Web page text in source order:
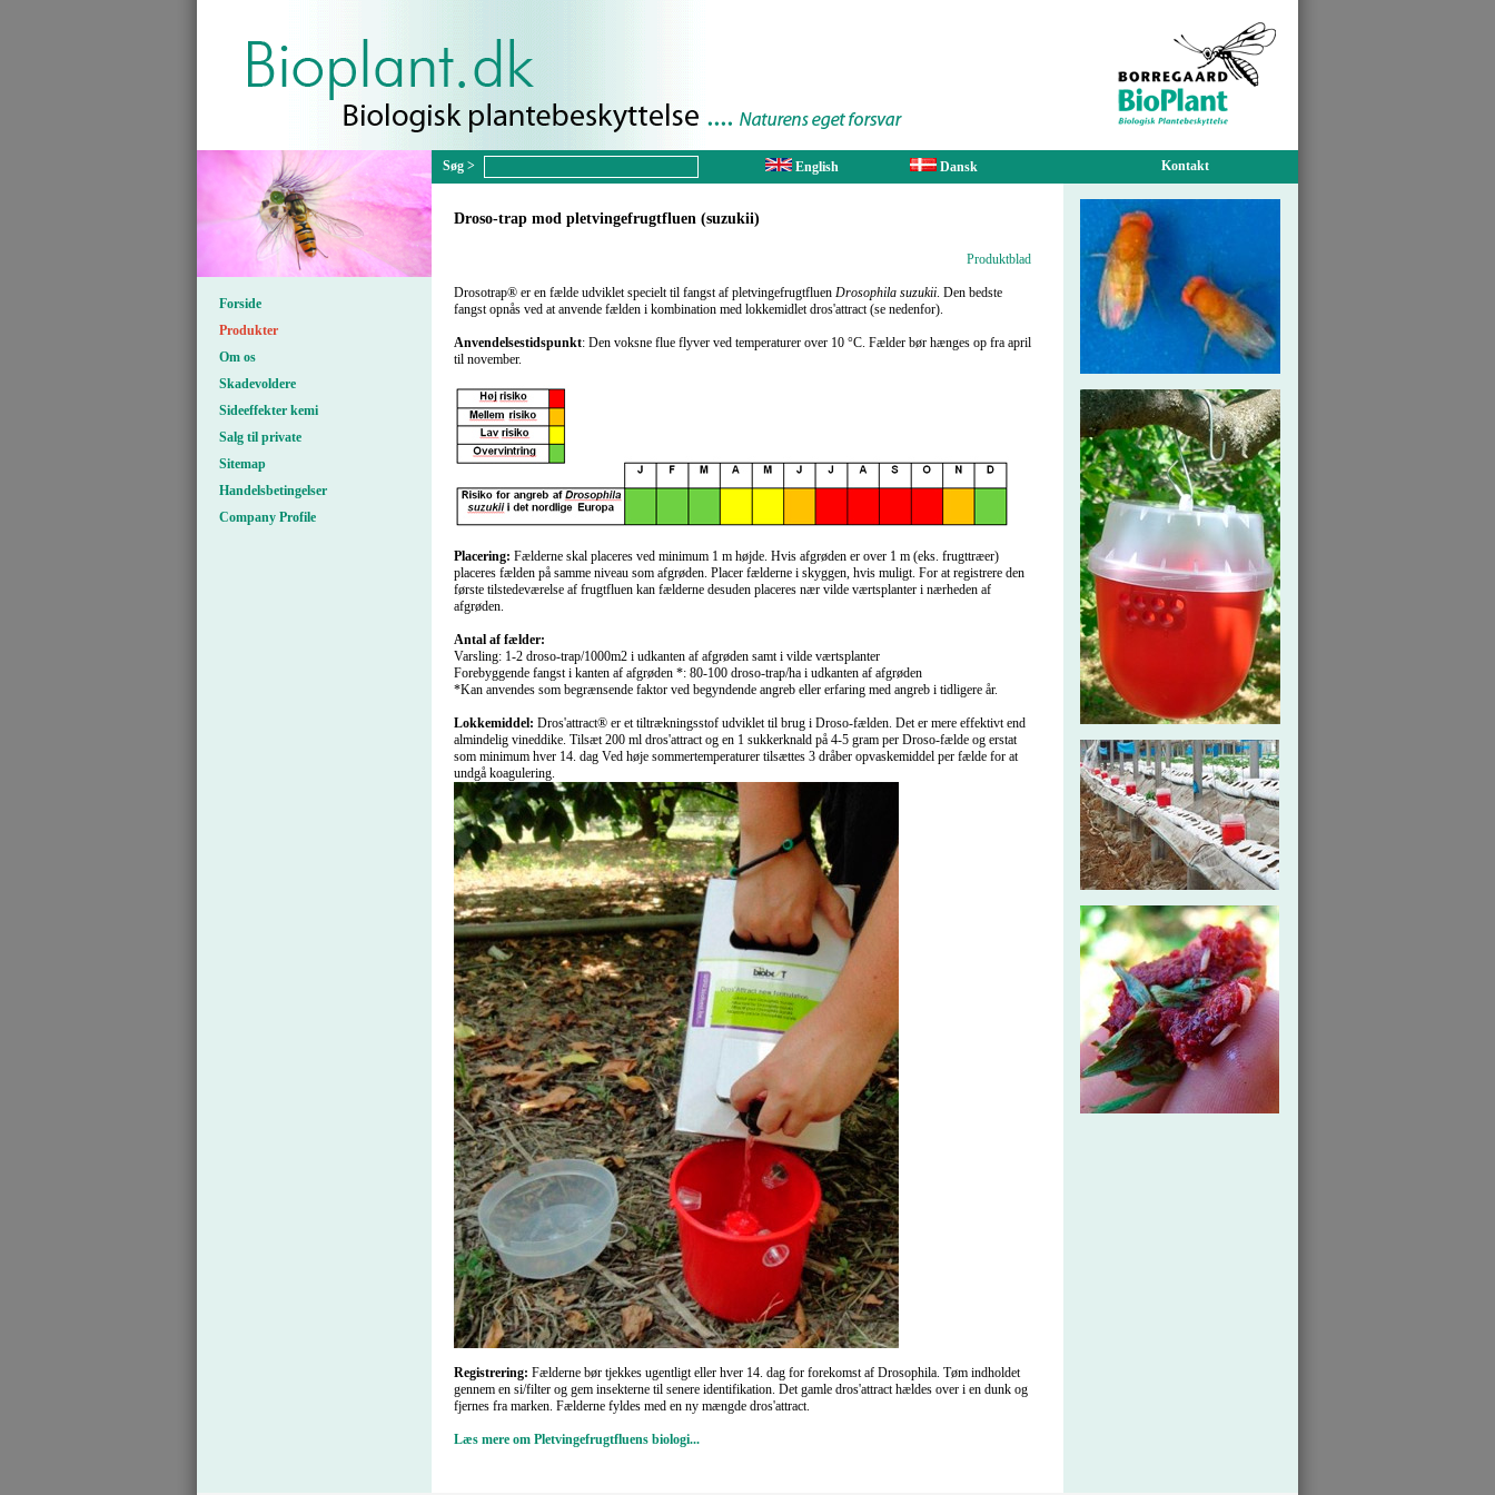
English Dansk Kontakt
Forside
Produkter
Om os
Skadevoldere
Sideeffekter kemi
Salg til private
Sitemap
Handelsbetingelser
Company Profile
Droso-trap mod pletvingefrugtfluen (suzukii)
Produktblad
Drosotrap® er en fælde udviklet specielt til fangst af pletvingefrugtfluen Drosophila suzukii. Den bedste
fangst opnås ved at anvende fælden i kombination med lokkemidlet dros'attract (se nedenfor).
Anvendelsestidspunkt: Den voksne flue flyver ved temperaturer over 10 °C. Fælder bør hænges op fra april
til november.
Placering: Fælderne skal placeres ved minimum 1 m højde. Hvis afgrøden er over 1 m (eks. frugttræer)
placeres fælden på samme niveau som afgrøden. Placer fælderne i skyggen, hvis muligt. For at registrere den
første tilstedeværelse af frugtfluen kan fælderne desuden placeres nær vilde værtsplanter i nærheden af
afgrøden.
Antal af fælder:
Varsling: 1-2 droso-trap/1000m2 i udkanten af afgrøden samt i vilde værtsplanter
Forebyggende fangst i kanten af afgrøden *: 80-100 droso-trap/ha i udkanten af afgrøden
*Kan anvendes som begrænsende faktor ved begyndende angreb eller erfaring med angreb i tidligere år.
Lokkemiddel: Dros'attract® er et tiltrækningsstof udviklet til brug i Droso-fælden. Det er mere effektivt end
almindelig vineddike. Tilsæt 200 ml dros'attract og en 1 sukkerknald på 4-5 gram per Droso-fælde og erstat
som minimum hver 14. dag Ved høje sommertemperaturer tilsættes 3 dråber opvaskemiddel per fælde for at
undgå koagulering.
Registrering: Fælderne bør tjekkes ugentligt eller hver 14. dag for forekomst af Drosophila. Tøm indholdet
gennem en si/filter og gem insekterne til senere identifikation. Det gamle dros'attract hældes over i en dunk og
fjernes fra marken. Fælderne fyldes med en ny mængde dros'attract.
Læs mere om Pletvingefrugtfluens biologi...